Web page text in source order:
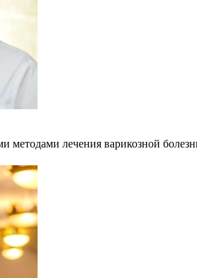
методами лечения варикозной